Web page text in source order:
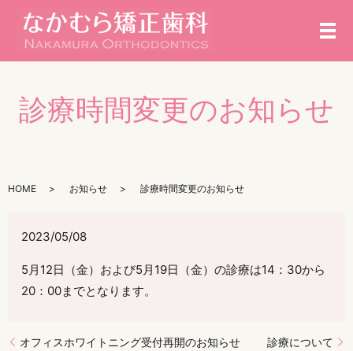
メ
診療時間変更のお知らせ
HOME お知らせ 診療時間変更のお知らせ
2023/05/08
5月12日（金）および5月19日（金）の診療は14：30から
20：00までとなります。
オフィスホワイトニング受付再開のお知らせ 診療について